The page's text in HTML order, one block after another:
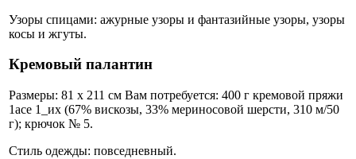
Узоры спицами: ажурные узоры и фантазийные узоры, узоры
косы и жгуты.
Кремовый палантин
Размеры: 81 х 211 см Вам потребуется: 400 г кремовой пряжи
1асе 1_их (67% вискозы, 33% мериносовой шерсти, 310 м/50
г); крючок № 5.
Стиль одежды: повседневный.